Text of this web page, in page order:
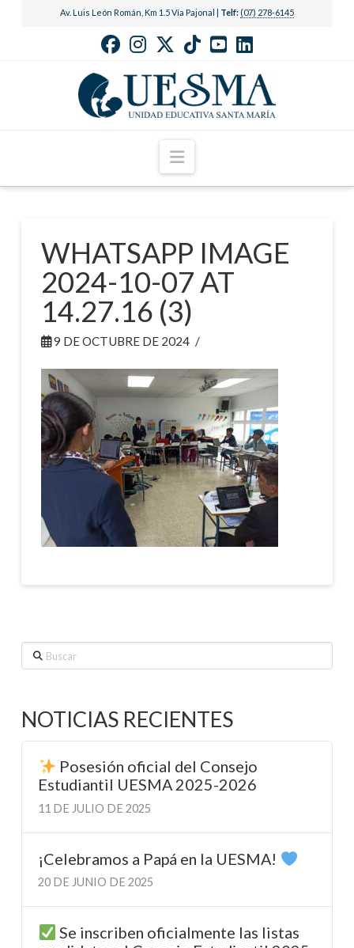
Av. Luis León Román, Km 1.5 Vía Pajonal | Telf: (07) 278-6145
Navigation
WHATSAPP IMAGE
2024-10-07 AT
14.27.16 (3)
9 DE OCTUBRE DE 2024
Buscar
NOTICIAS RECIENTES
Posesión oficial del Consejo
Estudiantil UESMA 2025-2026
11 DE JULIO DE 2025
¡Celebramos a Papá en la UESMA!
20 DE JUNIO DE 2025
Se inscriben oficialmente las listas